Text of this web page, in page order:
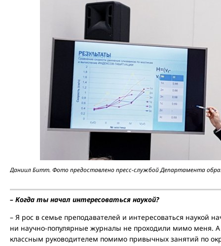
Даниил Битт. Фото предоставлено пресс-службой Департамента
– Когда ты начал интересоваться наукой?
– Я рос в семье преподавателей и интересоваться наукой
ни научно-популярные журналы не проходили мимо меня.
классным руководителем помимо привычных занятий по